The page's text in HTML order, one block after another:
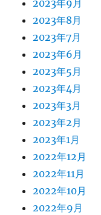
2023年9月
2023年8月
2023年7月
2023年6月
2023年5月
2023年4月
2023年3月
2023年2月
2023年1月
2022年12月
2022年11月
2022年10月
2022年9月